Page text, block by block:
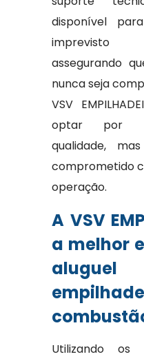
disponível
assegurando
nunca seja
VSV
optar por
qualidade,
comprometido
operação.
A VSV
a melhor
Utilizando os